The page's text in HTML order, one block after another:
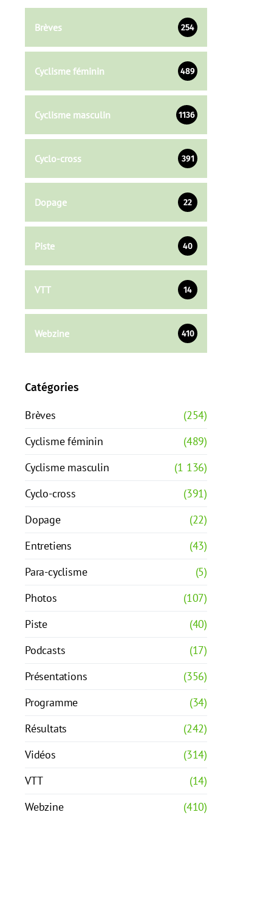
Brèves 254
Cyclisme féminin 489
Cyclisme masculin 1136
Cyclo-cross 391
Dopage 22
Piste 40
VTT 14
Webzine 410
Catégories
Brèves
(254)
Cyclisme féminin
(489)
Cyclisme masculin
(1 136)
Cyclo-cross
(391)
Dopage
(22)
Entretiens
(43)
Para-cyclisme
(5)
Photos
(107)
Piste
(40)
Podcasts
(17)
Présentations
(356)
Programme
(34)
Résultats
(242)
Vidéos
(314)
VTT
(14)
Webzine
(410)